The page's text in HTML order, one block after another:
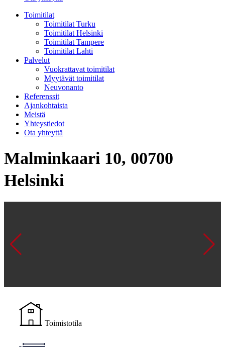
Toimitilat
Toimitilat Turku
Toimitilat Helsinki
Toimitilat Tampere
Toimitilat Lahti
Palvelut
Vuokrattavat toimitilat
Myytävät toimitilat
Neuvonanto
Referenssit
Ajankohtaista
Meistä
Yhteystiedot
Ota yhteyttä
Malminkaari 10, 00700
Helsinki
Toimistotila